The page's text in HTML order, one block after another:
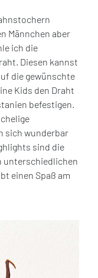
Männchen aber
ich die
Diesen kannst
die gewünschte
Kids den Draht
befestigen.
sich wunderbar
sind die
unterschiedlichen
einen Spaß am